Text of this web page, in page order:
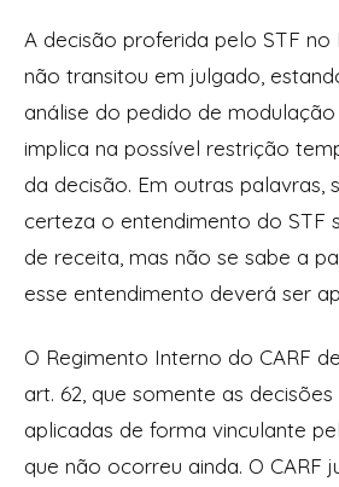
A decisão proferida pelo STF no
não transitou em julgado,
análise do pedido de
implica na possível restrição
da decisão. Em outras palavras,
certeza o entendimento do STF
de receita, mas não se sabe a
esse entendimento deverá ser
O Regimento Interno do CARF
art. 62, que somente as
aplicadas de forma vinculante
que não ocorreu ainda. O CARF